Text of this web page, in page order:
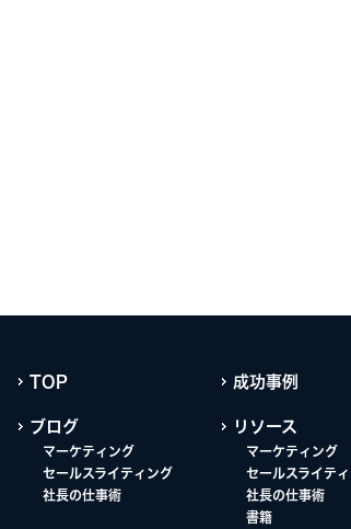
TOP
ブログ
マーケティング
セールスライティング
社長の仕事術
成功事例
リソース
マーケティング
セールスライテ
社長の仕事術
書籍